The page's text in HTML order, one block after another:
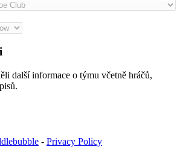
další informace o týmu včetně hráčů,
- Privacy Policy